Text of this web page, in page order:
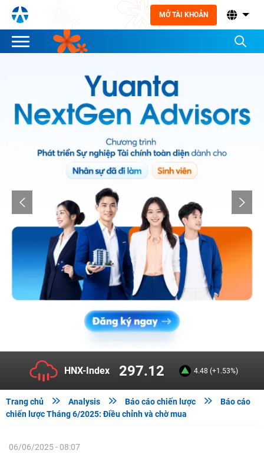
MỞ TÀI KHOẢN
HNX-Index 297.12 4.48 (+1.53%)
Trang chủ  Analysis  Báo cáo chiến lược 
Báo cáo
chiến lược Tháng 6/2025: Điều chỉnh và chờ mua
06/06/2025 - 08:07